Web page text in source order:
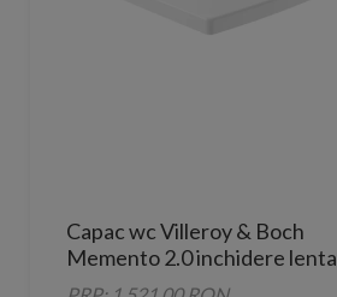
Capac wc Villeroy & Boch
Memento 2.0 inchidere lenta
alb alpin